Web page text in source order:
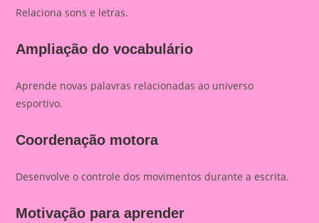
Relaciona sons e letras.
Ampliação do vocabulário
Aprende novas palavras relacionadas ao universo
esportivo.
Coordenação motora
Desenvolve o controle dos movimentos durante a escrita.
Motivação para aprender